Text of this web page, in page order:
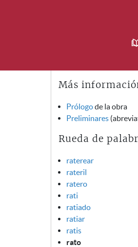
Más
Prólogode la obra
Preliminares
Rueda de
raterear
rateril
ratero
rati
ratiado
ratiar
ratis
rato